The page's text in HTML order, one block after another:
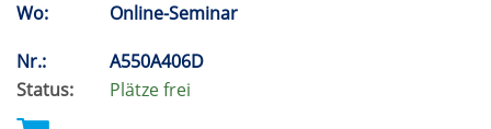
Wo:
Online-Seminar
Nr.:
A550A406D
Status:
Plätze frei